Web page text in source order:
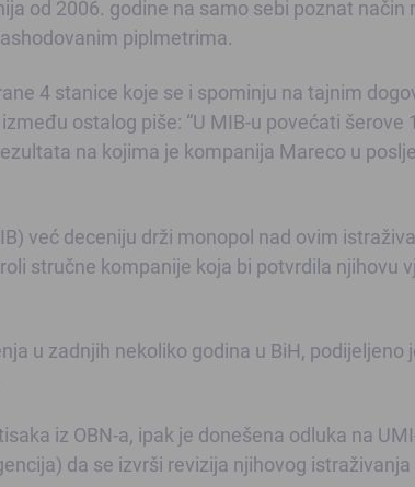
od 2006. godine na samo sebi poznat način
piplmetrima.
4 stanice koje se i spominju na tajnim
ostalog piše: “U MIB-u povećati šerove
na kojima je kompanija Mareco u
već deceniju drži monopol nad ovim
stručne kompanije koja bi potvrdila njihovu
u zadnjih nekoliko godina u BiH,
iz OBN-a, ipak je donešena odluka na
da se izvrši revizija njihovog